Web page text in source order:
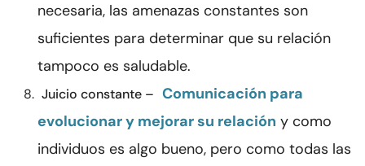
necesaria, las amenazas constantes son
suficientes para determinar que su relación
tampoco es saludable.
Juicio constante – Comunicación para
evolucionar y mejorar su relación y como
individuos es algo bueno, pero como todas las